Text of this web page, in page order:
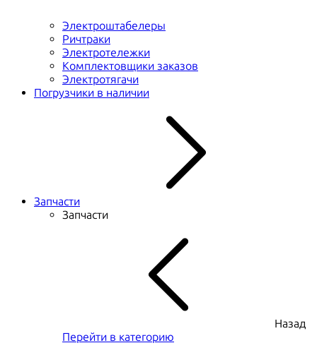
Электроштабелеры
Ричтраки
Электротележки
Комплектовщики заказов
Электротягачи
Погрузчики в наличии
Запчасти
Запчасти
Назад
Перейти в категорию